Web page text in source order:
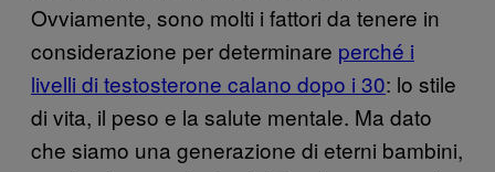
Ovviamente, sono molti i fattori da tenere in
considerazione per determinare perché i
livelli di testosterone calano dopo i 30: lo stile
di vita, il peso e la salute mentale. Ma dato
che siamo una generazione di eterni bambini,